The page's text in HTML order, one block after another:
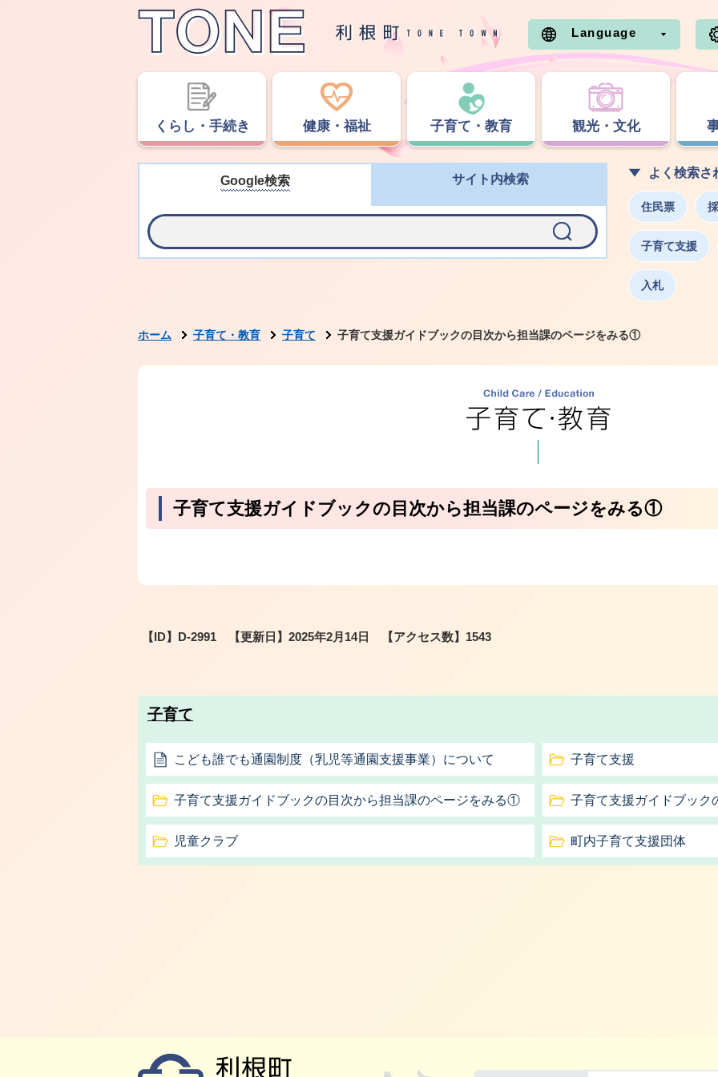
Language
くらし・手続き 健康・福祉 子育て・教育 観光・文化
Google検索 サイト内検索 よく検索さ
住民票
子育て支援
入札
ホーム 子育て・教育 子育て 子育て支援ガイドブックの目次から担当課のページをみる①
子育て支援ガイドブックの目次から担当課のページをみる①
【ID】 D-2991 【更新日】 2025年2月14日 【アクセス数】 1543
子育て
こども誰でも通園制度（乳児等通園支援事業）について 子育て支援
子育て支援ガイドブックの目次から担当課のページをみる① 子育て支援ガイドブッ
児童クラブ 町内子育て支援団体